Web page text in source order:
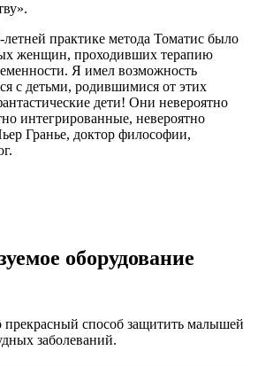
практике метода Томатис было
женщин, проходивших терапию
Я имел возможность
с детьми, родившимися от этих
дети! Они невероятно
интегрированные, невероятно
Гранье, доктор философии,
оборудование